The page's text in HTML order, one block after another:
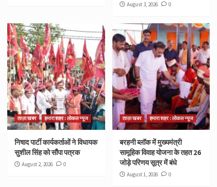
August 3, 2026 0
ताज़ा खबर हमारा शहर : लोकल न्यूज
निषाद पार्टी कार्यकर्ताओं ने विधायक
सुशील सिंह को सौंपा पत्रक
August 2, 2026 0
ताज़ा खबर हमारा शहर : लोकल न्यूज
बरहनी ब्लॉक में मुख्यमंत्री
सामूहिक विवाह योजना के तहत 26
जोड़े परिणय सूत्र में बंधे
August 1, 2026 0